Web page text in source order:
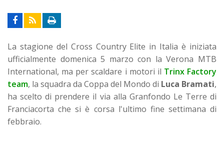
La stagione del Cross Country Elite in Italia è iniziata
ufficialmente domenica 5 marzo con la Verona MTB
International, ma per scaldare i motori il Trinx Factory
team, la squadra da Coppa del Mondo di Luca Bramati,
ha scelto di prendere il via alla Granfondo Le Terre di
Franciacorta che si è corsa l'ultimo fine settimana di
febbraio.